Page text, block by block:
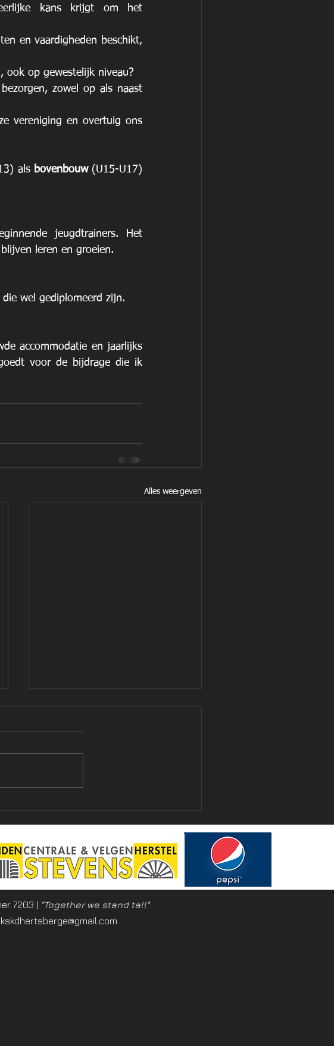
kans krijgt om het
en vaardigheden beschikt,
ook op gewestelijk niveau?
zowel op als naast
vereniging en overtuig ons
als bovenbouw (U15-U17)
jeugdtrainers. Het
leren en groeien.
wel gediplomeerd zijn.
accommodatie en jaarlijks
voor de bijdrage die ik
Alles weergeven
7203 |
"Together we stand tall"
kskdhertsberge@gmail.com